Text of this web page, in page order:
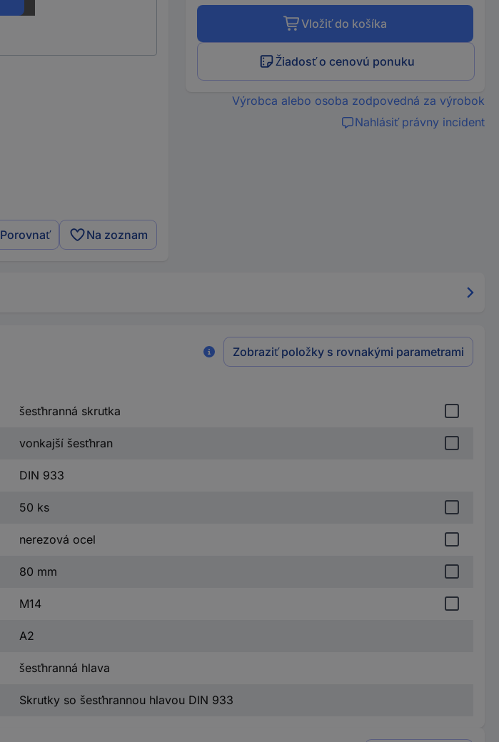
Porovnať Na zoznam
Vložiť do košíka
Žiadosť o cenovú ponuku
Výrobca alebo osoba zodpovedná za výrobok
Nahlásiť právny incident
Zobraziť položky s rovnakými parametrami
šesťhranná skrutka
vonkajší šesťhran
DIN 933
50 ks
nerezová ocel
80 mm
M14
A2
šesťhranná hlava
Skrutky so šesťhrannou hlavou DIN 933